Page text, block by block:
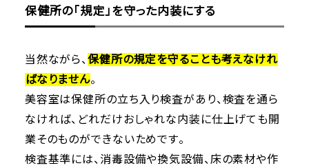
保健所の「規定」を守った内装にする
当然ながら、保健所の規定を守ることも考えなけれ
ばなりません。
美容室は保健所の立ち入り検査があり、検査を通ら
なければ、どれだけおしゃれな内装に仕上げても開
業そのものができないためです。
検査基準には、消毒設備や換気設備、床の素材や作